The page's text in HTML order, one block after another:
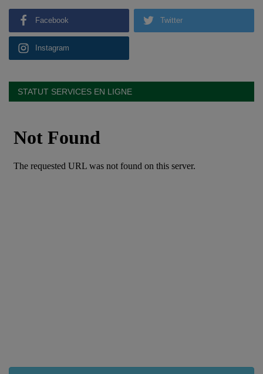
Facebook Twitter
Instagram
STATUT SERVICES EN LIGNE